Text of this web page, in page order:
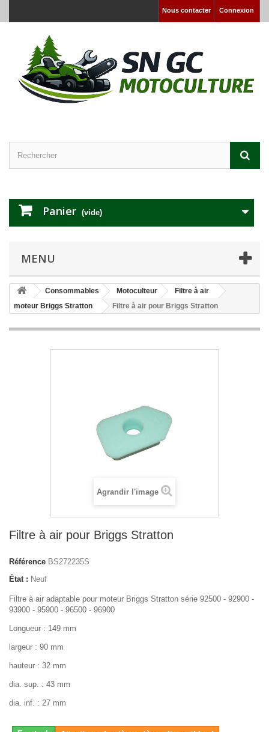
Connexion
Nous contacter
Panier (vide)
MENU
Consommables Motoculteur
Filtre à air
moteur Briggs Stratton
Filtre à air pour Briggs Stratton
Agrandir l'image
Filtre à air pour Briggs Stratton
Référence BS272235S
État : Neuf
Filtre à air adaptable pour moteur Briggs Stratton série 92500 - 92900 -
93900 - 95900 - 96500 - 96900
Longueur : 149 mm
largeur : 90 mm
hauteur : 32 mm
dia. sup. : 43 mm
dia. inf. : 27 mm